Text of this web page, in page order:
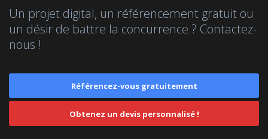
Un projet digital, un référencement gratuit ou
un désir de battre la concurrence ? Contactez-
nous !
Référencez-vous gratuitement
Obtenez un devis personnalisé !